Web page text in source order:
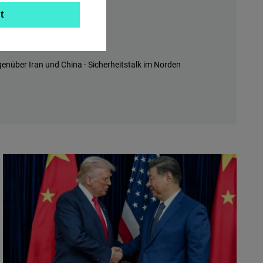
virtuell
Iran und China - Sicherheitstalk im Norden